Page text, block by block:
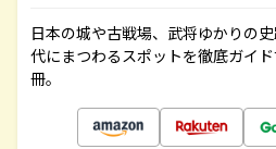
日本の城や古戦場、武将ゆかりの
代にまつわるスポットを徹底ガイ
冊。